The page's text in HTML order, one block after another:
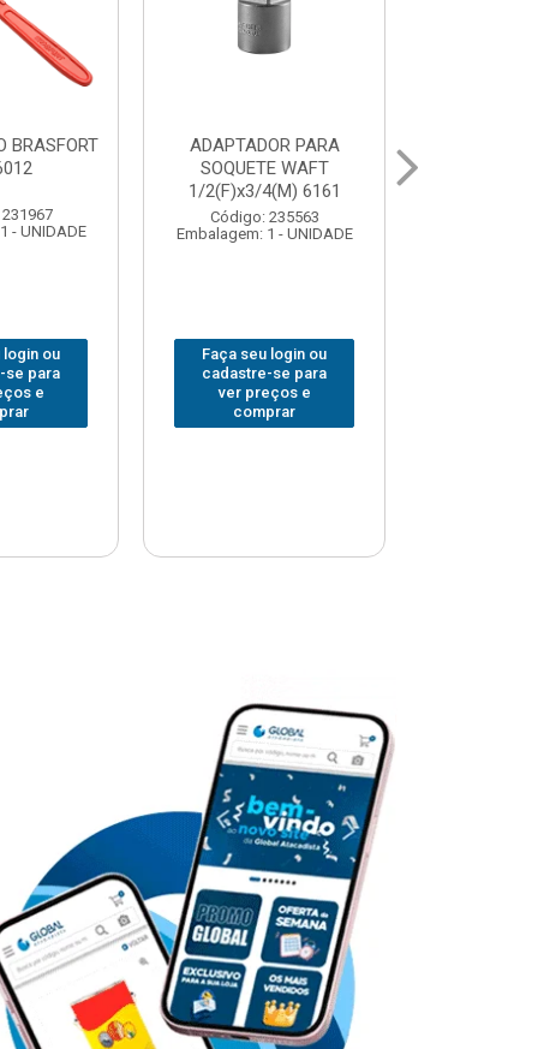
PARA
WAFT
- UNIDADE
login ou
se para
e
ABAJOUR LED
BRASFORT COB MESA
7844
Código: 310379
Embalagem: 1 - UNIDADE
Faça seu login ou
cadastre-se para
ver preços e
comprar